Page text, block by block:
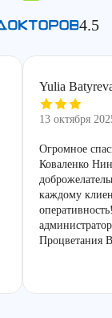
4.5
Yulia
13 октября
Огромное
Коваленко
каждому